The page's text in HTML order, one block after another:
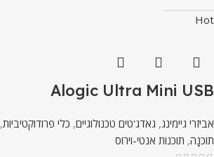
Hot
Alogic Ultra Mini USB
אביזרי גיימינג, גאדג'טים טכנולוגיים, כלי פרודוקטיביות,
תוֹכנָה, תוכנות אנטי-וירוס